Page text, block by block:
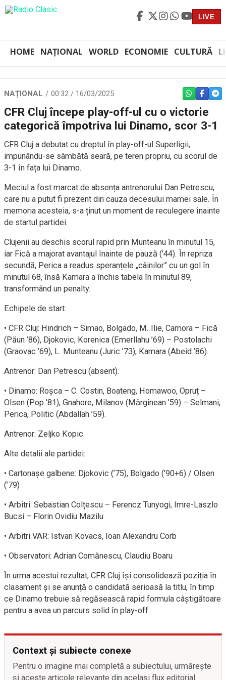
LIVE
HOME NAȚIONAL WORLD ECONOMIE CULTURĂ
NAȚIONAL 00:32 / 16/03/2025 WHATSAPP
CFR Cluj începe play-off-ul cu o victorie
categorică împotriva lui Dinamo, scor 3-1
CFR Cluj a debutat cu dreptul în play-off-ul Superligii,
impunându-se sâmbătă seară, pe teren propriu, cu scorul de
3-1 în fața lui Dinamo.
Meciul a fost marcat de absența antrenorului Dan Petrescu,
care nu a putut fi prezent din cauza decesului mamei sale. În
memoria acesteia, s-a ținut un moment de reculegere înainte
de startul partidei.
Clujenii au deschis scorul rapid prin Munteanu în minutul 15,
iar Fică a majorat avantajul înainte de pauză (’44). În repriza
secundă, Perica a readus speranțele „câinilor” cu un gol în
minutul 68, însă Kamara a închis tabela în minutul 89,
transformând un penalty.
Echipele de start:
• CFR Cluj: Hindrich – Simao, Bolgado, M. Ilie, Camora – Fică
(Păun ’86), Djokovic, Korenica (Emerllahu ’69) – Postolachi
(Graovac ’69), L. Munteanu (Juric ’73), Kamara (Abeid ’86).
Antrenor: Dan Petrescu (absent).
• Dinamo: Roșca – C. Costin, Boateng, Homawoo, Opruț –
Olsen (Pop ’81), Gnahore, Milanov (Mărginean ’59) – Selmani,
Perica, Politic (Abdallah ’59).
Antrenor: Zeljko Kopic.
Alte detalii ale partidei:
• Cartonașe galbene: Djokovic (’75), Bolgado (’90+6) / Olsen
(’79)
• Arbitri: Sebastian Colțescu – Ferencz Tunyogi, Imre-Laszlo
Bucsi – Florin Ovidiu Mazilu
• Arbitri VAR: Istvan Kovacs, Ioan Alexandru Corb
• Observatori: Adrian Comănescu, Claudiu Boaru
În urma acestui rezultat, CFR Cluj își consolidează poziția în
clasament și se anunță o candidată serioasă la titlu, în timp
ce Dinamo trebuie să regăsească rapid formula câștigătoare
pentru a avea un parcurs solid în play-off.
Context și subiecte conexe
Pentru o imagine mai completă a subiectului, urmărește
și aceste articole relevante din același flux editorial.